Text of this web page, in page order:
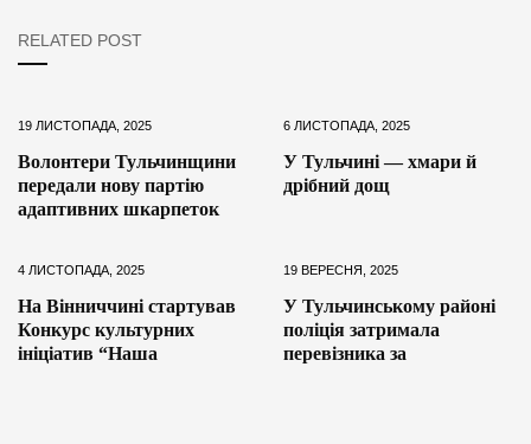
RELATED POST
19 ЛИСТОПАДА, 2025
Волонтери Тульчинщини
передали нову партію
адаптивних шкарпеток
6 ЛИСТОПАДА, 2025
У Тульчині — хмари й
дрібний дощ
4 ЛИСТОПАДА, 2025
На Вінниччині стартував
Конкурс культурних
ініціатив “Наша
19 ВЕРЕСНЯ, 2025
У Тульчинському районі
поліція затримала
перевізника за